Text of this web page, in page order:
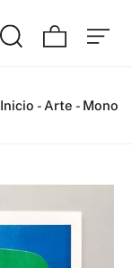
Inicio - Arte - Mono